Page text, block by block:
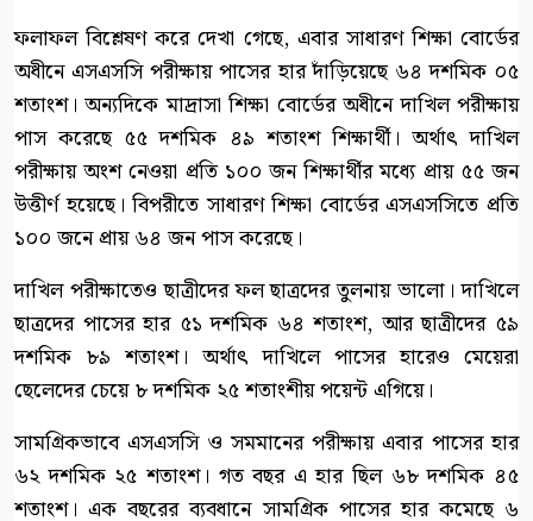
ফলাফল বিশ্লেষণ করে দেখা গেছে, এবার সাধারণ শিক্ষা বোর্ডের
অধীনে এসএসসি পরীক্ষায় পাসের হার দাঁড়িয়েছে ৬৪ দশমিক ০৫
শতাংশ। অন্যদিকে মাদ্রাসা শিক্ষা বোর্ডের অধীনে দাখিল পরীক্ষায়
পাস করেছে ৫৫ দশমিক ৪৯ শতাংশ শিক্ষার্থী। অর্থাৎ দাখিল
পরীক্ষায় অংশ নেওয়া প্রতি ১০০ জন শিক্ষার্থীর মধ্যে প্রায় ৫৫ জন
উত্তীর্ণ হয়েছে। বিপরীতে সাধারণ শিক্ষা বোর্ডের এসএসসিতে প্রতি
১০০ জনে প্রায় ৬৪ জন পাস করেছে।
দাখিল পরীক্ষাতেও ছাত্রীদের ফল ছাত্রদের তুলনায় ভালো। দাখিলে
ছাত্রদের পাসের হার ৫১ দশমিক ৬৪ শতাংশ, আর ছাত্রীদের ৫৯
দশমিক ৮৯ শতাংশ। অর্থাৎ দাখিলে পাসের হারেও মেয়েরা
ছেলেদের চেয়ে ৮ দশমিক ২৫ শতাংশীয় পয়েন্ট এগিয়ে।
সামগ্রিকভাবে এসএসসি ও সমমানের পরীক্ষায় এবার পাসের হার
৬২ দশমিক ২৫ শতাংশ। গত বছর এ হার ছিল ৬৮ দশমিক ৪৫
শতাংশ। এক বছরের ব্যবধানে সামগ্রিক পাসের হার কমেছে ৬